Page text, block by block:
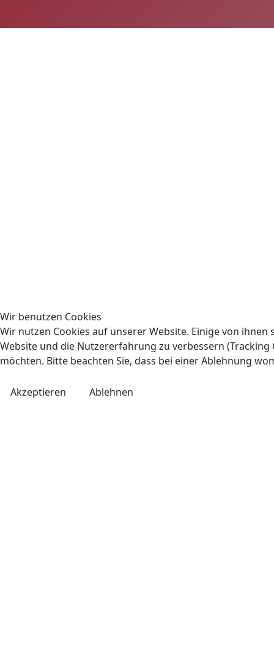
Wir benutzen Cookies
Wir nutzen Cookies auf unserer Website. Einige von
Website und die Nutzererfahrung zu verbessern (Tracking
möchten. Bitte beachten Sie, dass bei einer Ablehnung
Akzeptieren Ablehnen